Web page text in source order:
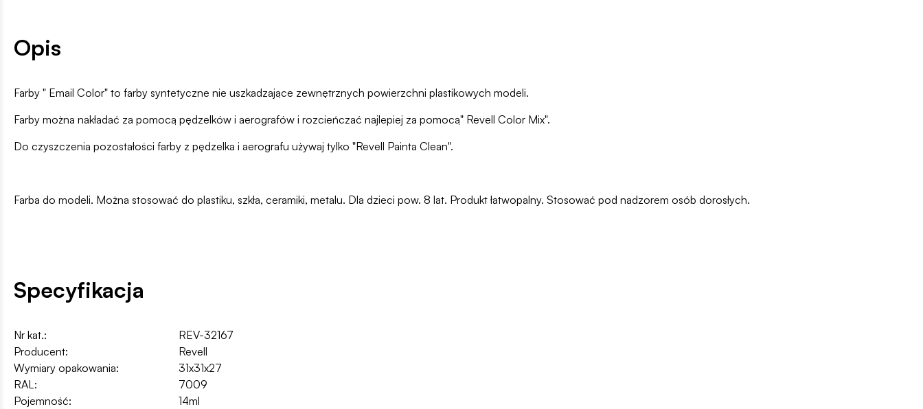
Opis
Farby " Email Color" to farby syntetyczne nie uszkadzające zewnętrznych powierzchni plastikowych modeli.
Farby można nakładać za pomocą pędzelków i aerografów i rozcieńczać najlepiej za pomocą" Revell Color Mix".
Do czyszczenia pozostałości farby z pędzelka i aerografu używaj tylko "Revell Painta Clean".
Farba do modeli. Można stosować do plastiku, szkła, ceramiki, metalu. Dla dzieci pow. 8 lat. Produkt łatwopalny. Stosować pod nadzorem osób dorosłych.
Specyfikacja
Nr kat.:
REV-32167
Producent:
Revell
Wymiary opakowania:
31x31x27
RAL:
7009
Pojemność:
14ml